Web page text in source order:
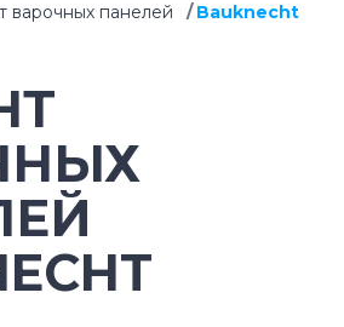
варочных панелей Bauknecht